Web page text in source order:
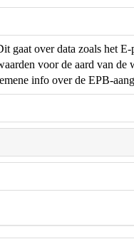
gaat over data zoals het
voor de aard van de
info over de EPB-